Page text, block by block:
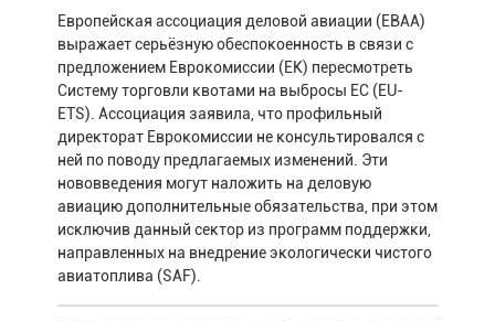
Европейская ассоциация деловой авиации (EBAA)
выражает серьёзную обеспокоенность в связи с
предложением Еврокомиссии (ЕК) пересмотреть
Систему торговли квотами на выбросы ЕС (EU-
ETS). Ассоциация заявила, что профильный
директорат Еврокомиссии не консультировался с
ней по поводу предлагаемых изменений. Эти
нововведения могут наложить на деловую
авиацию дополнительные обязательства, при этом
исключив данный сектор из программ поддержки,
направленных на внедрение экологически чистого
авиатоплива (SAF).